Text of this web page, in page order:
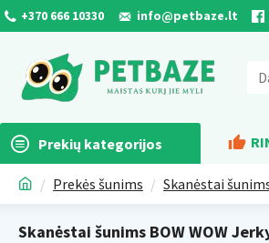
+370 666 10330 info@petbaze.lt
Prekių kategorijos
Prekės šunims Skanėstai
Skanėstai šunims BOW WOW